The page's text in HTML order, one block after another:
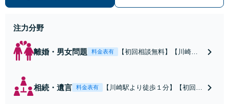
も多数。お気軽にお問い合わせ下さ
注力分野
離婚・男女問題 料金表有
【初回相談無料】【川崎駅
割・婚姻費用・養育費・財
相続・遺言 料金表有
【川崎駅より徒歩１分】【初回相